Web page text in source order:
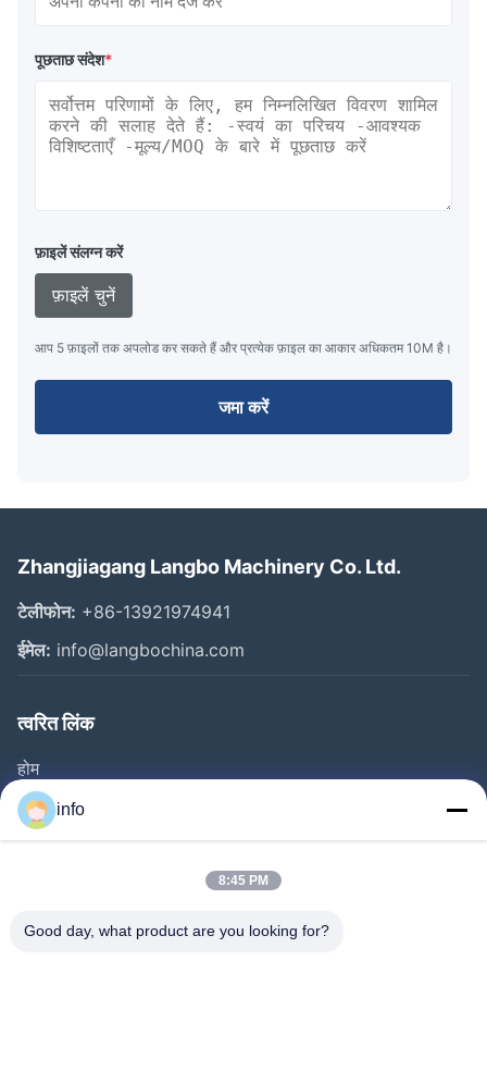
पूछताछ संदेश*
फ़ाइलें संलग्न करें
फ़ाइलें चुनें
आप 5 फ़ाइलों तक अपलोड कर सकते हैं और प्रत्येक फ़ाइल का आकार अधिकतम 10M है।
जमा करें
Zhangjiagang Langbo Machinery Co. Ltd.
टेलीफोन: +86-13921974941
ईमेल: info@langbochina.com
त्वरित लिंक
होम
उत्पाद
वीडियो
फैक्टरी यात्रा
info
8:45 PM
Good day, what product are you looking for?